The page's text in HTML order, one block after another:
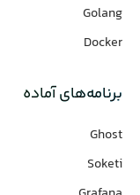
Golang
Docker
برنامه‌های‌ آماده
Ghost
Soketi